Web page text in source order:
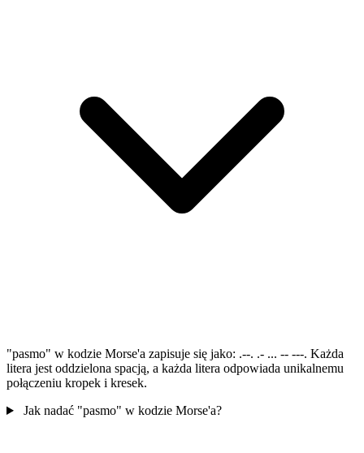
"pasmo" w kodzie Morse'a zapisuje się jako: .--. .- ... -- ---. Każda
litera jest oddzielona spacją, a każda litera odpowiada unikalnemu
połączeniu kropek i kresek.
Jak nadać "pasmo" w kodzie Morse'a?